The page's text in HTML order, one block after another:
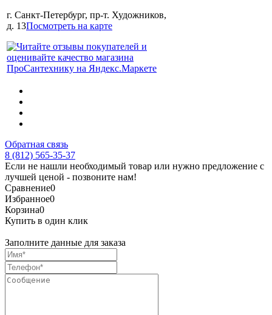
г. Санкт-Петербург, пр-т. Художников,
д. 13Посмотреть на карте
Обратная связь
8 (812) 565-35-37
Если не нашли необходимый товар или нужно предложение с
лучшей ценой - позвоните нам!
Сравнение0
Избранное0
Корзина0
Купить в один клик
Заполните данные для заказа